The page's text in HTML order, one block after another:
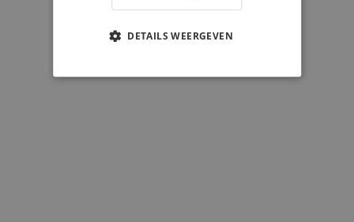
DETAILS WEERGEVEN